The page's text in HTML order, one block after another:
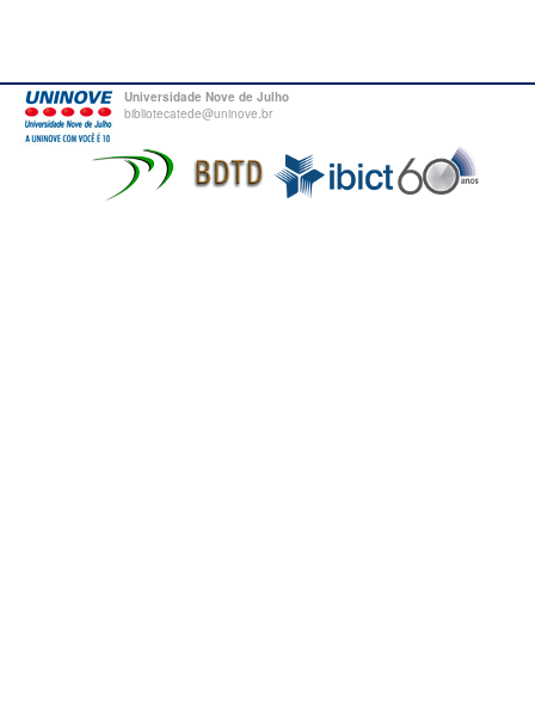
Universidade Nove de Julho
bibliotecatede@uninove.br